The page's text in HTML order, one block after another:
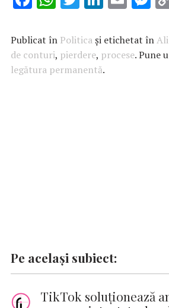
e
b
o
at
s
A
it
te
r
k
e
dI
ai
l
se
n
Publicat în Politicași etichetat în
de conturi, pierdere, procese. Pune
legătura permanentă.
Pe același subiect:
TikTok soluționează